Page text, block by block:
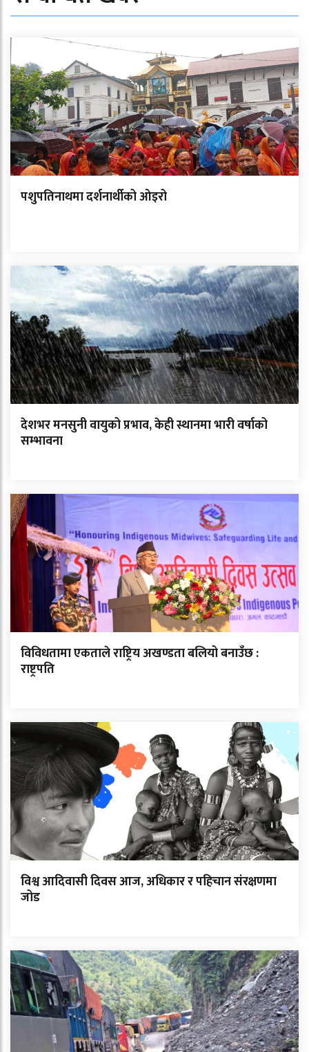
पशुपतिनाथमा दर्शनार्थीको ओइरो
देशभर मनसुनी वायुको प्रभाव, केही स्थानमा भारी वर्षाको
सम्भावना
विविधतामा एकताले राष्ट्रिय अखण्डता बलियो बनाउँछ :
राष्ट्रपति
विश्व आदिवासी दिवस आज, अधिकार र पहिचान संरक्षणमा
जोड